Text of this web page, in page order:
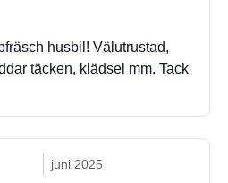
husbil! Välutrustad,
täcken, klädsel mm. Tack
juni 2025